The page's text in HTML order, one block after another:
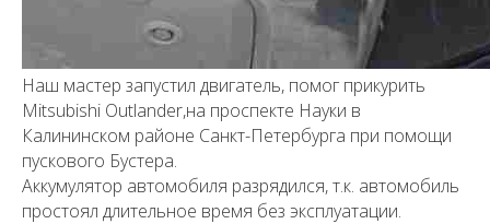
Наш мастер запустил двигатель, помог прикурить
Mitsubishi Outlander,на проспекте Науки в
Калининском районе Санкт-Петербурга при помощи
пускового Бустера.
Аккумулятор автомобиля разрядился, т.к. автомобиль
простоял длительное время без эксплуатации.